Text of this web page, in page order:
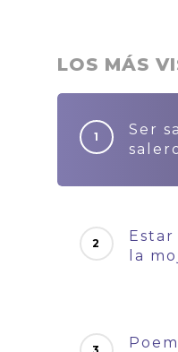
LOS MÁS
Ser
Estar
la